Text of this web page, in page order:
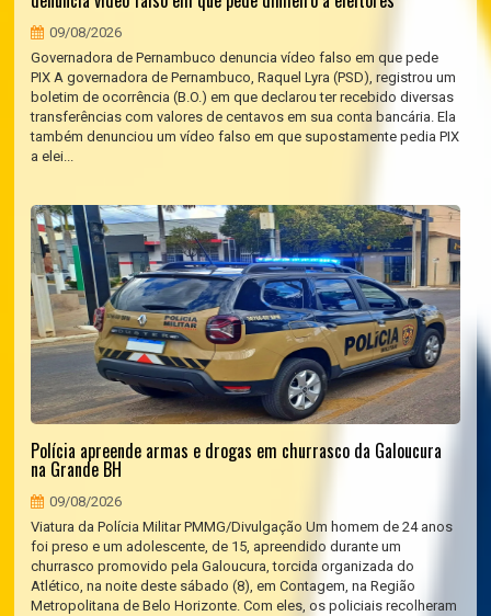
09/08/2026
Governadora de Pernambuco denuncia vídeo falso em que pede
PIX A governadora de Pernambuco, Raquel Lyra (PSD), registrou um
boletim de ocorrência (B.O.) em que declarou ter recebido diversas
transferências com valores de centavos em sua conta bancária. Ela
também denunciou um vídeo falso em que supostamente pedia PIX
a elei...
Polícia apreende armas e drogas em churrasco da Galoucura
na Grande BH
09/08/2026
Viatura da Polícia Militar PMMG/Divulgação Um homem de 24 anos
foi preso e um adolescente, de 15, apreendido durante um
churrasco promovido pela Galoucura, torcida organizada do
Atlético, na noite deste sábado (8), em Contagem, na Região
Metropolitana de Belo Horizonte. Com eles, os policiais recolheram